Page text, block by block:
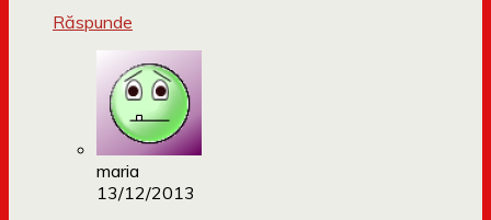
Răspunde
maria
13/12/2013